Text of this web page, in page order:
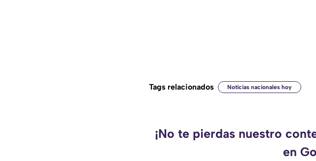
Tags relacionados Noticias nacionales hoy
¡No te pierdas nuestro
en